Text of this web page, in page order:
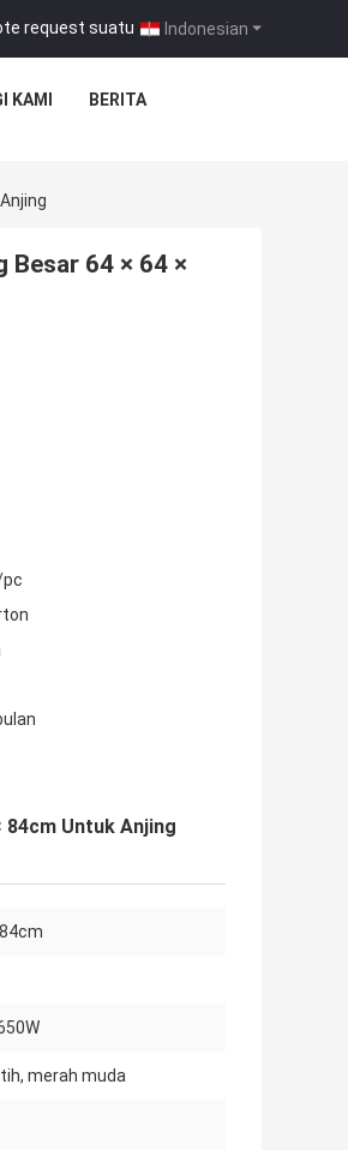
Indonesian
request suatu |
KAMI BERITA
Besar 64 × 64 ×
pc
84cm Untuk Anjing
merah muda